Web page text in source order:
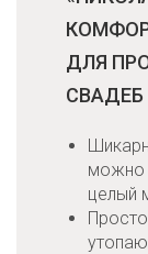
ДЛЯ
СВАДЕБ
можно
целый